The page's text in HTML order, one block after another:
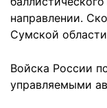
направлении.
Сумской
Войска России
управляемыми